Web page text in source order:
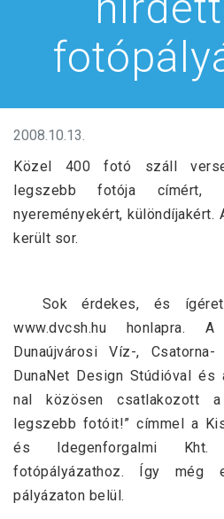
2008.10.13.
Közel 400 fotó száll
legszebb fotója címért,
nyereményekért, különdíjakért.
került sor.
Sok érdekes, és
www.dvcsh.hu honlapra.
Dunaújvárosi Víz-,
DunaNet Design Stúdióval és
nal közösen csatlakozott
legszebb fotóit!” címmel a
és Idegenforgalmi Kht.
fotópályázathoz. Így
pályázaton belül.